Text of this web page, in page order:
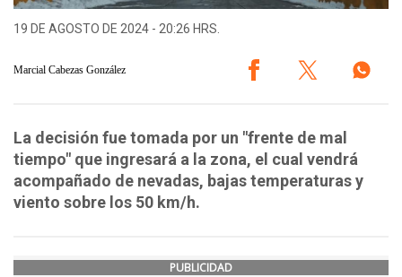
19 DE AGOSTO DE 2024 - 20:26 HRS.
Marcial Cabezas González
La decisión fue tomada por un "frente de mal
tiempo" que ingresará a la zona, el cual vendrá
acompañado de nevadas, bajas temperaturas y
viento sobre los 50 km/h.
PUBLICIDAD